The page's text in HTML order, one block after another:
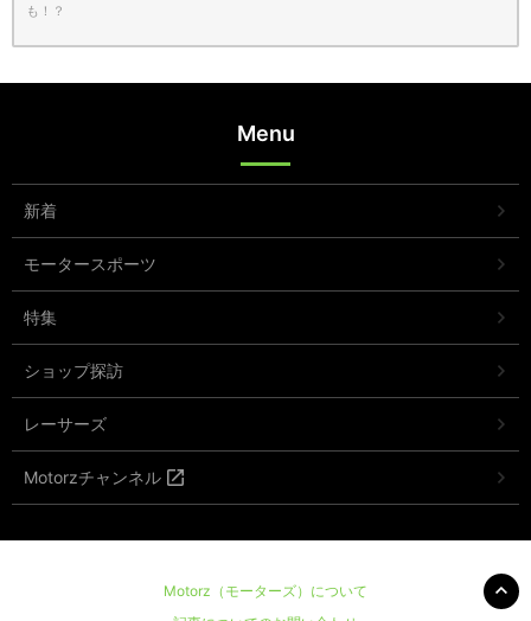
も！？
Menu
新着
モータースポーツ
特集
ショップ探訪
レーサーズ
Motorzチャンネル
Motorz（モーターズ）について